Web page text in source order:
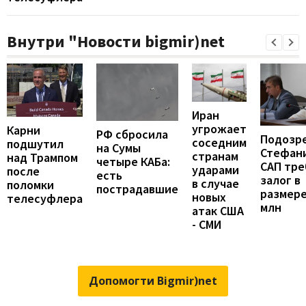
Внутри "Новости bigmir)net
Карни
подшутил
над Трампом
после
поломки
телесуфлера
РФ сбросила
на Сумы
четыре КАБа:
есть
пострадавшие
Иран
угрожает
соседним
странам
ударами
в случае
новых
атак США
- СМИ
САП
залог в
млн
Допомогти Bigmir)net